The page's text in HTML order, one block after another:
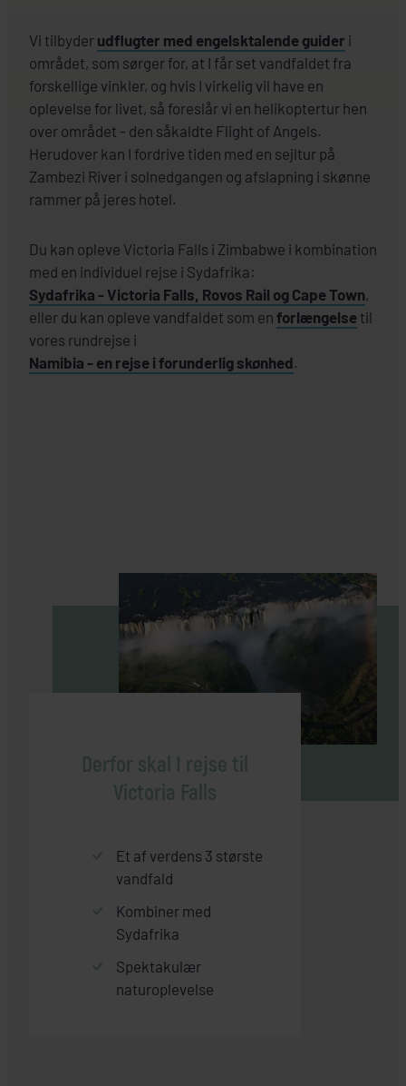
Vi tilbyder udflugter med engelsktalende guider i
området, som sørger for, at I får set vandfaldet fra
forskellige vinkler, og hvis I virkelig vil have en
oplevelse for livet, så foreslår vi en helikoptertur hen
over området - den såkaldte Flight of Angels.
Herudover kan I fordrive tiden med en sejltur på
Zambezi River i solnedgangen og afslapning i skønne
rammer på jeres hotel.
Du kan opleve Victoria Falls i Zimbabwe i kombination
med en individuel rejse i Sydafrika:
Sydafrika - Victoria Falls, Rovos Rail og Cape Town,
eller du kan opleve vandfaldet som en forlængelse til
vores rundrejse i
Namibia - en rejse i forunderlig skønhed.
Derfor skal I rejse til
Victoria Falls
Et af verdens 3 største
vandfald
Kombiner med
Sydafrika
Spektakulær
naturoplevelse